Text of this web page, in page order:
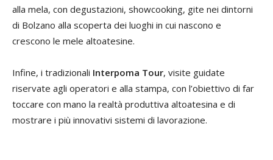
alla mela, con degustazioni, showcooking, gite nei dintorni
di Bolzano alla scoperta dei luoghi in cui nascono e
crescono le mele altoatesine.
Infine, i tradizionali Interpoma Tour, visite guidate
riservate agli operatori e alla stampa, con l’obiettivo di far
toccare con mano la realtà produttiva altoatesina e di
mostrare i più innovativi sistemi di lavorazione.